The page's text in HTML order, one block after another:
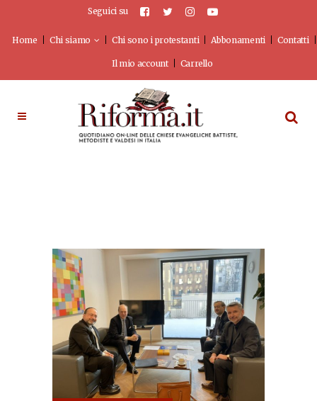
Seguici su
Home Chi siamo Chi sono i protestanti Abbonamenti Contatti
Il mio account Carrello